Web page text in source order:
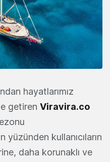
hayatlarımız
getiren Viravira.co
yüzünden kullanıcıların
daha korunaklı ve